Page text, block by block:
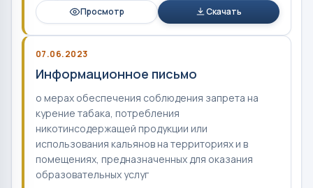
Просмотр
Скачать
07.06.2023
Информационное письмо
о мерах обеспечения соблюдения запрета на
курение табака, потребления
никотинсодержащей продукции или
использования кальянов на территориях и в
помещениях, предназначенных для оказания
образовательных услуг